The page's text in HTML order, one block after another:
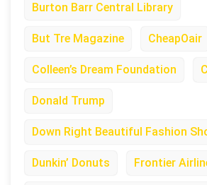
Burton Barr Central Library
But Tre Magazine CheapOair
Colleen’s Dream Foundation
Donald Trump
Down Right Beautiful Fashion
Dunkin’ Donuts Frontier